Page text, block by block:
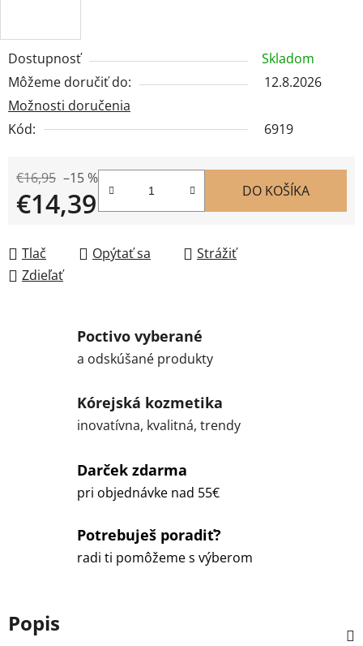
Dostupnosť
Skladom
Môžeme doručiť do:
12.8.2026
Možnosti doručenia
Kód:
6919
€16,95 –15 %
€14,39 DO KOŠÍKA
Tlač Opýtať sa
Strážiť
Zdieľať
Poctivo vyberané
a odskúšané produkty
Kórejská kozmetika
inovatívna, kvalitná, trendy
Darček zdarma
pri objednávke nad 55€
Potrebuješ poradiť?
radi ti pomôžeme s výberom
Popis